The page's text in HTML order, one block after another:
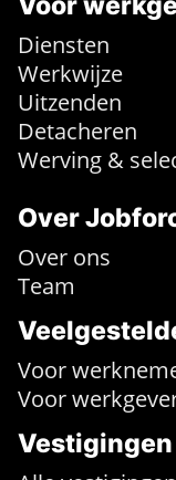
Diensten
Werkwijze
Uitzenden
Detacheren
Werving &
Over
Over ons
Team
Voor
Voor
Vestigingen